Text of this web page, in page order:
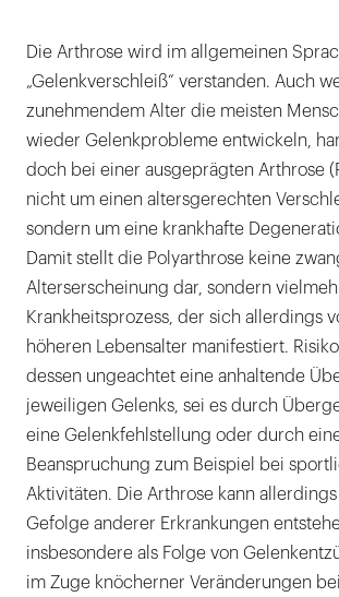
Die Arthrose wird im allgemeinen
„Gelenkverschleiß“ verstanden. Auch
zunehmendem Alter die meisten
wieder Gelenkprobleme entwickeln,
doch bei einer ausgeprägten Arthrose
nicht um einen altersgerechten
sondern um eine krankhafte
Damit stellt die Polyarthrose keine
Alterserscheinung dar, sondern
Krankheitsprozess, der sich allerdings
höheren Lebensalter manifestiert.
dessen ungeachtet eine anhaltende
jeweiligen Gelenks, sei es durch
eine Gelenkfehlstellung oder durch
Beanspruchung zum Beispiel bei
Aktivitäten. Die Arthrose kann
Gefolge anderer Erkrankungen
insbesondere als Folge von
im Zuge knöcherner Veränderungen